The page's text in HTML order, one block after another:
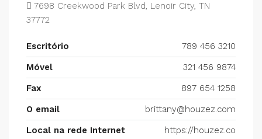
7698 Creekwood Park Blvd, Lenoir City, TN
37772
Escritório
789 456 3210
Móvel
321 456 9874
Fax
897 654 1258
O email
brittany@houzez.com
Local na rede Internet
https://houzez.co